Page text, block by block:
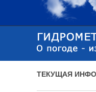
ТЕКУЩАЯ